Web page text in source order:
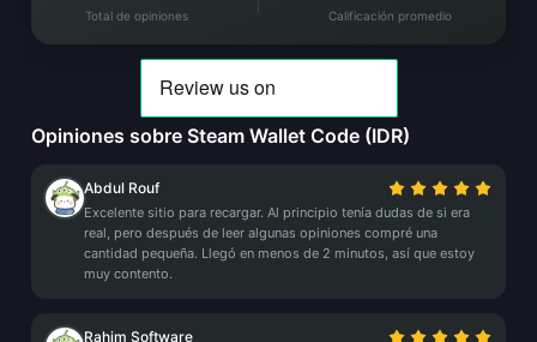
Total de opiniones Calificación promedio
Opiniones sobre Steam Wallet Code (IDR)
Abdul Rouf
Excelente sitio para recargar. Al principio tenía dudas de si era
real, pero después de leer algunas opiniones compré una
cantidad pequeña. Llegó en menos de 2 minutos, así que estoy
muy contento.
Rahim Software